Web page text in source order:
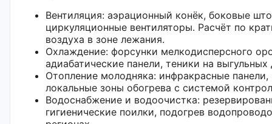
Вентиляция: аэрационный конёк, боковые
циркуляционные вентиляторы. Расчёт по
воздуха в зоне лежания.
Охлаждение: форсунки мелкодисперсного
адиабатические панели, теники на выгульных
Отопление молодняка: инфракрасные
локальные зоны обогрева с системой
Водоснабжение и водоочистка:
гигиенические поилки, подогрев